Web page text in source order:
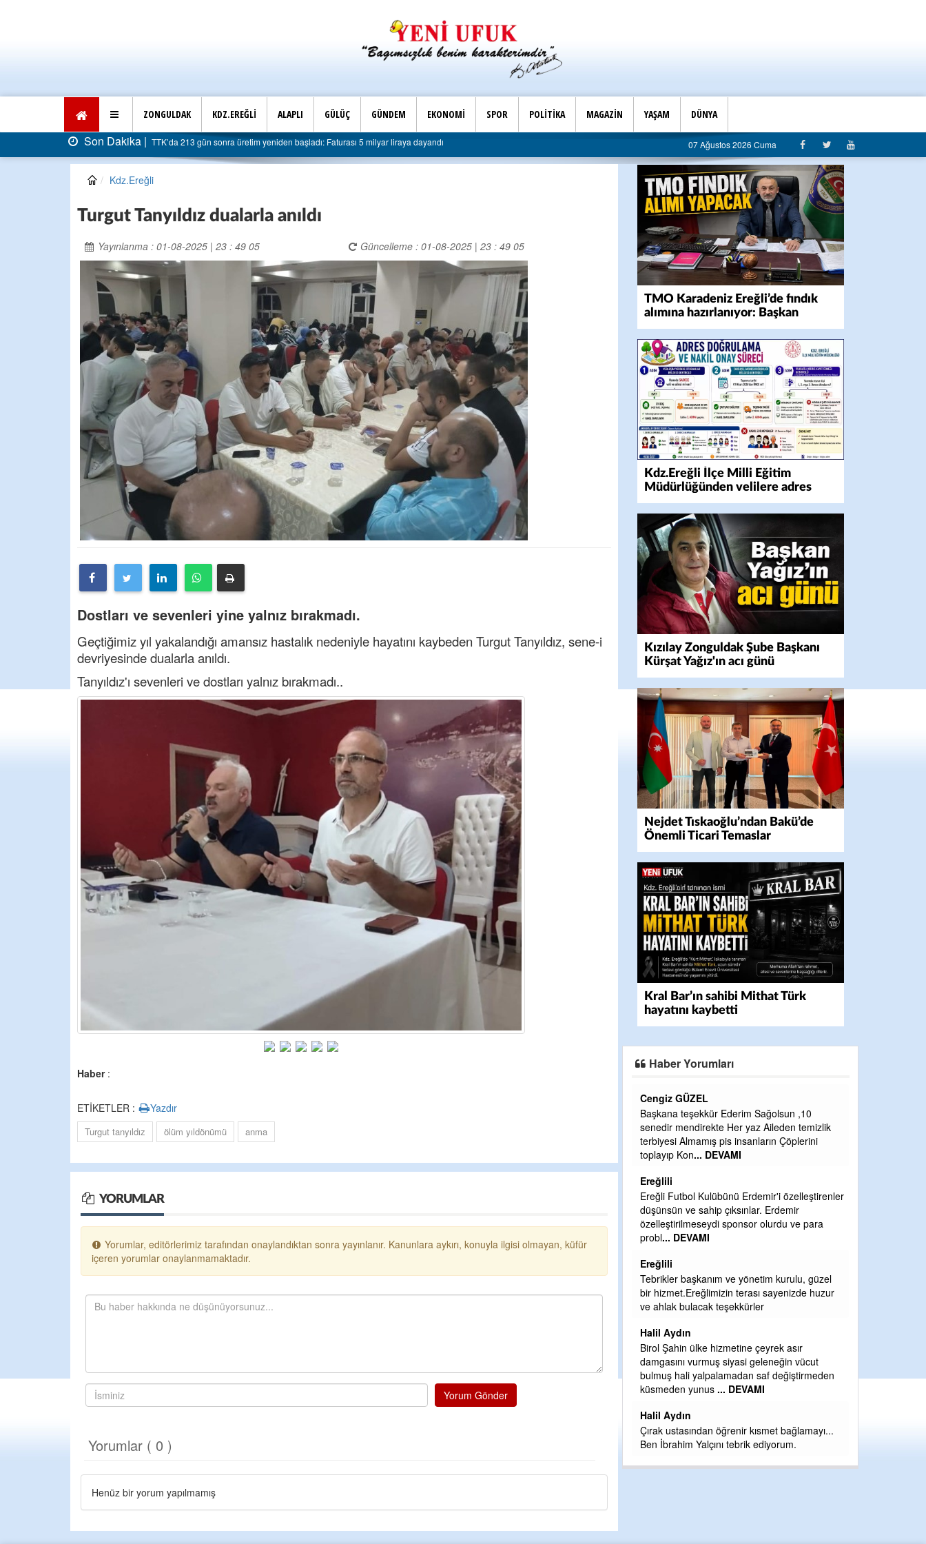
ZONGULDAK KDZ.EREĞLİ ALAPLI GÜLÜÇ GÜNDEM EKONOMİ SPOR POLİTİKA MAGAZİN YAŞAM DÜNYA
yeniden başladı: Faturası 5 milyar liraya dayandı Son Dakika |AK Parti Ereğli İlçe Başkanlığı’ndan belediyeye sert eleştiri: “Algı siyaseti değil, hizmet belediyeciliği” 07 Ağustos 2026 Cuma
Kdz.Ereğli
Turgut Tanyıldız dualarla anıldı
Yayınlanma : 01-08-2025 | 23 : 49 05 Güncelleme : 01-08-2025 | 23 : 49 05
Dostları ve sevenleri yine yalnız bırakmadı.
Geçtiğimiz yıl yakalandığı amansız hastalık nedeniyle hayatını kaybeden Turgut Tanyıldız, sene-i
devriyesinde dualarla anıldı.
Tanyıldız'ı sevenleri ve dostları yalnız bırakmadı..
Haber:
ETİKETLER : Yazdır
Turgut tanyıldız ölüm yıldönümü anma
YORUMLAR
Yorumlar, editörlerimiz tarafından onaylandıktan sonra yayınlanır. Kanunlara aykırı, konuyla ilgisi olmayan, küfür
içeren yorumlar onaylanmamaktadır.
Yorum Gönder
Yorumlar ( 0 )
Henüz bir yorum yapılmamış
TMO Karadeniz Ereğli’de fındık
alımına hazırlanıyor: Başkan
Yalman’dan hasat uyarısı
Kdz.Ereğli İlçe Milli Eğitim
Müdürlüğünden velilere adres
doğrulama ve nakil süreci
bilgilendirmesi
Kızılay Zonguldak Şube Başkanı
Kürşat Yağız'ın acı günü
Nejdet Tıskaoğlu’ndan Bakü’de
Önemli Ticari Temaslar
Kral Bar’ın sahibi Mithat Türk
hayatını kaybetti
Haber Yorumları
Ereğli Futbol Kulübünü Erdemir'i özelleştirenler
özelleştirilmeseydi sponsor olurdu ve para
probl ... DEVAMI
Tebrikler başkanım ve yönetim kurulu, güzel
bir hizmet.Ereğlimizin terası sayenizde huzur
bulmuş hali yalpalamadan saf değiştirmeden
küsmeden yunus
CEVDET YILMAZ
GULDERE DERE ÇALIŞMALARI, SEKIZ YIL
ÖNCE ALKAYA TARAFINDAN BAŞLATILDI,
ETRASFINDA YERLEŞİM YERI OLMAYAN
KISIMLARA DUVARLAR YAPILDI."BURADAK
Şaban yavuz
Mekanı cennet olsun kederli ailesine Rabbim
Sabri Celil ihsan eylesin
Günaydın hayırlı sabahlar dilerim
H BakiYüksel
Hak hukuk adalet işte CHP Kemal Kılıçdaroğlu
babaocağı
Yeni parti için ereğli ilçe teşkilatımızı merak
eder dururken asıl merakımız halk
kahramanlarımız ereğli aşkı ile yanıp tutuşan
eeeğ... DEVAMI